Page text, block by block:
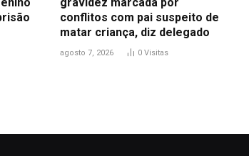
conflitos com pai suspeito de
matar criança, diz delegado
agosto 7, 2026 0 Visitas